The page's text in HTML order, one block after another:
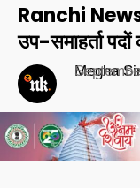
Ranchi News:
उप-समाहर्ता
Megha